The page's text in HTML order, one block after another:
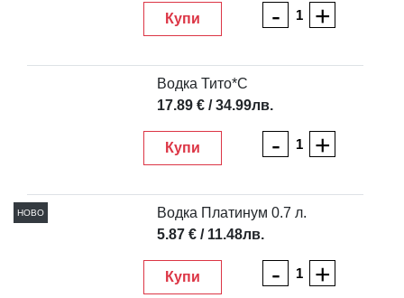
Купи - +
Водка Тито*С
17.89 € / 34.99лв.
Купи - +
НОВО
Водка Платинум 0.7 л.
5.87 € / 11.48лв.
Купи - +